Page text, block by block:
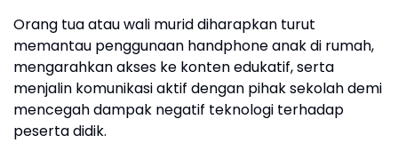
Orang tua atau wali murid diharapkan turut
memantau penggunaan handphone anak di rumah,
mengarahkan akses ke konten edukatif, serta
menjalin komunikasi aktif dengan pihak sekolah demi
mencegah dampak negatif teknologi terhadap
peserta didik.